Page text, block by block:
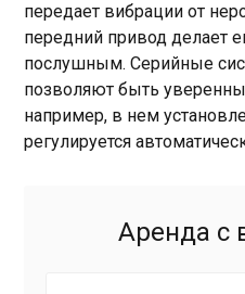
передает вибрации от
передний привод делает
послушным. Серийные
позволяют быть
например, в нем
регулируется
Аренда с